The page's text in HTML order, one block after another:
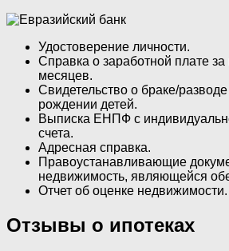
Удостоверение личности.
Справка о заработной плате
месяцев.
Свидетельство о браке/
рождении детей.
Выписка ЕНПФ с
счета.
Адресная справка.
Правоустанавливающие
недвижимость, являющейся
Отчет об оценке недвижимости.
Отзывы о ипотеках